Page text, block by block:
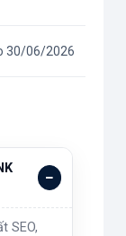
30/06/2026
SEO,